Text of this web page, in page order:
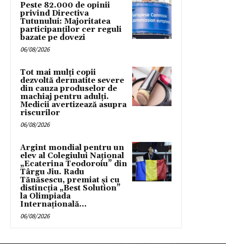
Peste 82.000 de opinii
privind Directiva
Tutunului: Majoritatea
participanților cer reguli
bazate pe dovezi
06/08/2026
Tot mai mulți copii
dezvoltă dermatite severe
din cauza produselor de
machiaj pentru adulți.
Medicii avertizează asupra
riscurilor
06/08/2026
Argint mondial pentru un
elev al Colegiului Național
„Ecaterina Teodoroiu” din
Târgu Jiu. Radu
Tănăsescu, premiat și cu
distincția „Best Solution”
la Olimpiada
Internațională...
06/08/2026